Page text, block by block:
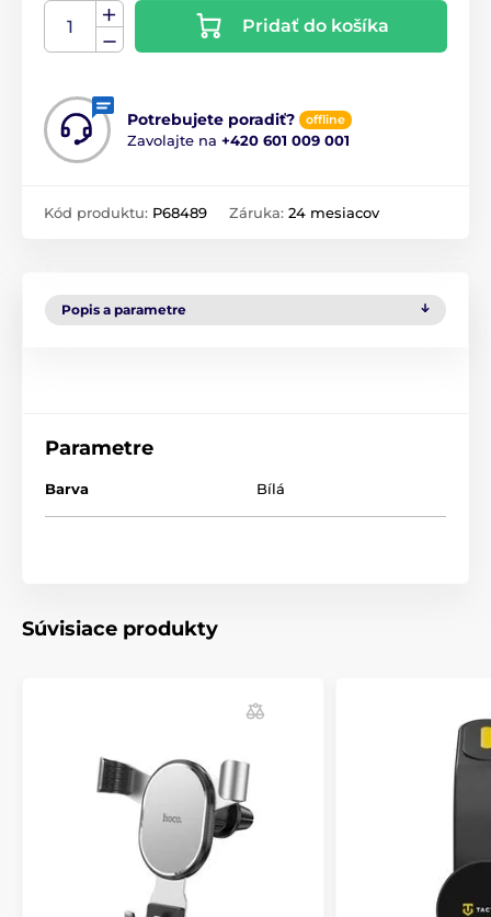
Pridať do košíka
Potrebujete poradiť? offline
Zavolajte na +420 601 009 001
Kód produktu: P68489 Záruka: 24 mesiacov
Popis a parametre
Parametre
Barva Bílá
Súvisiace produkty